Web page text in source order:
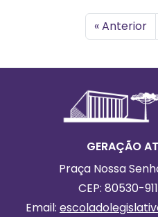
« Anterior
GERAÇÃO
Praça Nossa
CEP: 80530-
Email: